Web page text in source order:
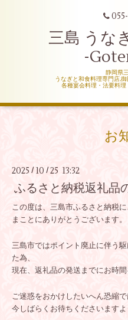
三島 うな
-
静岡県
うなぎと和食料理専門店,
各種宴会料理・法要料理
お
2025 / 10 /25 13:32
ふるさと納税返礼品
この度は、三島市ふるさと納税に
まことにありがとうございます。
三島市ではポイント廃止に伴う
た為、
現在、返礼品の発送までにお時
ご迷惑をおかけしたいへん恐縮で
今しばらくお待ちくださいますよ